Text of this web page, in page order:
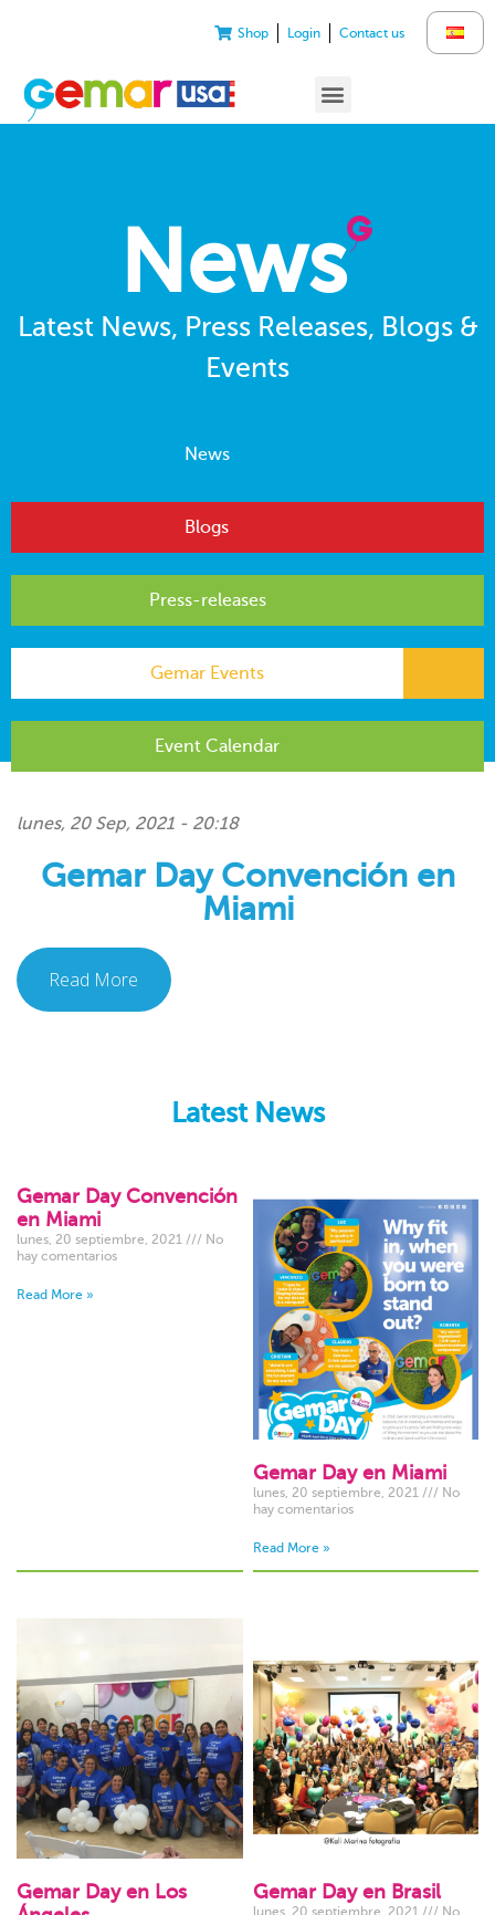
Shop Login Contact us
News
Latest News, Press Releases, Blogs &
Events
News
Blogs
Press-releases
Gemar Events
Event Calendar
lunes, 20 Sep, 2021 - 20:18
Gemar Day Convención en
Miami
Read More
Latest News
Gemar Day Convención
en Miami
lunes, 20 septiembre, 2021
No
hay comentarios
Read More »
Gemar Day en Miami
lunes, 20 septiembre, 2021
No
hay comentarios
Read More »
Gemar Day en Los
Gemar Day en Brasil
lunes, 20 septiembre, 2021
No